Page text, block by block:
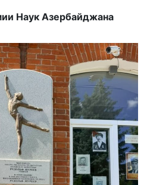
Наук Азербайджана